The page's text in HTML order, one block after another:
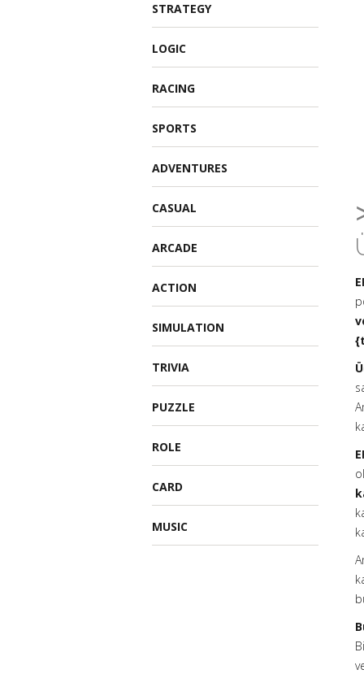
STRATEGY
LOGIC
RACING
SPORTS
ADVENTURES
CASUAL
ARCADE
ACTION
SIMULATION
TRIVIA
PUZZLE
ROLE
CARD
MUSIC